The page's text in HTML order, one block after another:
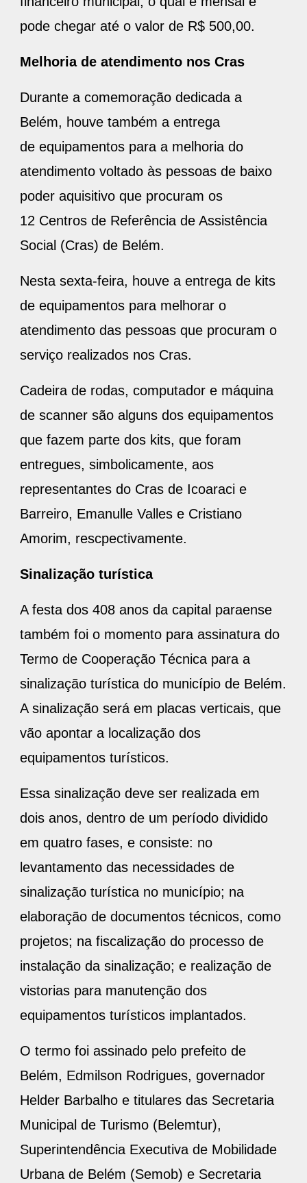
pode chegar até o valor de R$ 500,00.
Melhoria de atendimento nos Cras
Durante a comemoração dedicada a
Belém, houve também a entrega
de equipamentos para a melhoria do
atendimento voltado às pessoas de baixo
poder aquisitivo que procuram os
12 Centros de Referência de Assistência
Social (Cras) de Belém.
Nesta sexta-feira, houve a entrega de kits
de equipamentos para melhorar o
atendimento das pessoas que procuram o
serviço realizados nos Cras.
Cadeira de rodas, computador e máquina
de scanner são alguns dos equipamentos
que fazem parte dos kits, que foram
entregues, simbolicamente, aos
representantes do Cras de Icoaraci e
Barreiro, Emanulle Valles e Cristiano
Amorim, rescpectivamente.
Sinalização turística
A festa dos 408 anos da capital paraense
também foi o momento para assinatura do
Termo de Cooperação Técnica para a
sinalização turística do município de Belém.
A sinalização será em placas verticais, que
vão apontar a localização dos
equipamentos turísticos.
Essa sinalização deve ser realizada em
dois anos, dentro de um período dividido
em quatro fases, e consiste: no
levantamento das necessidades de
sinalização turística no município; na
elaboração de documentos técnicos, como
projetos; na fiscalização do processo de
instalação da sinalização; e realização de
vistorias para manutenção dos
equipamentos turísticos implantados.
O termo foi assinado pelo prefeito de
Belém, Edmilson Rodrigues, governador
Helder Barbalho e titulares das Secretaria
Municipal de Turismo (Belemtur),
Superintendência Executiva de Mobilidade
Urbana de Belém (Semob) e Secretaria